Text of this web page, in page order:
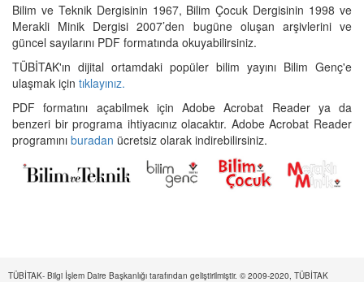
Bilim ve Teknik Dergisinin 1967, Bilim Çocuk Dergisinin 1998 ve
Merakli Minik Dergisi 2007’den bugüne oluşan arşivlerini ve
güncel sayılarını PDF formatında okuyabilirsiniz.
TÜBİTAK'ın dijital ortamdaki popüler bilim yayını Bilim Genç'e
ulaşmak için tıklayınız.
PDF formatını açabilmek için Adobe Acrobat Reader ya da
benzeri bir programa ihtiyacınız olacaktır. Adobe Acrobat Reader
programını buradan ücretsiz olarak indirebilirsiniz.
TÜBİTAK- Bilgi İşlem Daire Başkanlığı tarafından geliştirilmiştir. © 2009-2020, TÜBİTAK